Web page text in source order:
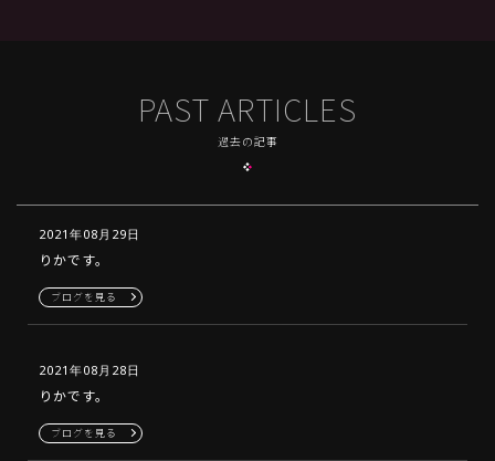
PAST ARTICLES
過去の記事
2021年08月29日
りかです。
ブログを見る
2021年08月28日
りかです。
ブログを見る